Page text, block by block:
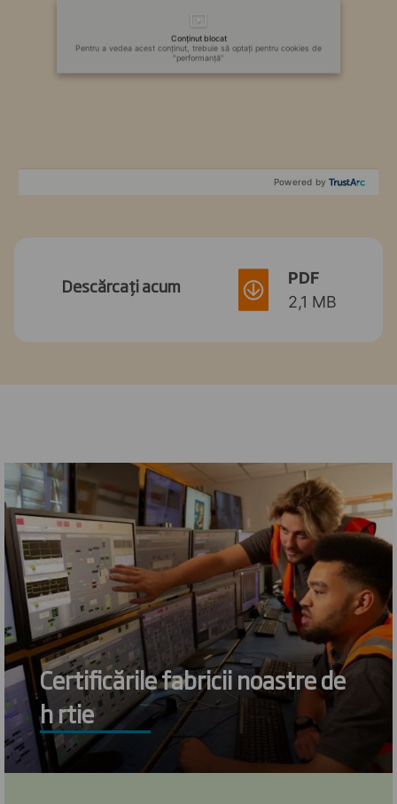
Conținut blocat
Pentru a vedea acest conținut, trebuie să optați pentru cookies de
"performanță"
Powered by
Descărcați acum
PDF
2,1 MB
Certificările fabricii noastre de
h rtie